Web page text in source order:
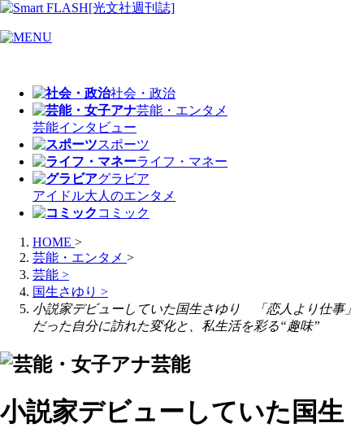
社会・政治
芸能・エンタメ
芸能インタビュー
スポーツ
ライフ・マネー
グラビア
アイドル大人のエンタメ
コミック
HOME >
芸能・エンタメ >
芸能 >
国生さゆり >
小説家デビューしていた国生さゆり 「恋人より仕事」
だった自分に訪れた変化と、私生活を彩る“趣味”
芸能
小説家デビューしていた国生